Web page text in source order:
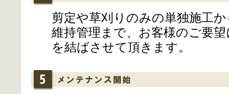
剪定や草刈りのみの単独施工
維持管理まで、お客様のご要
を結ばさせて頂きます。